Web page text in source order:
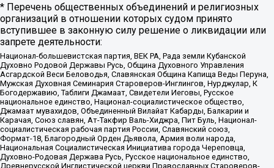
* Перечень общественных объединений и религиозных
организаций в отношении которых судом принято
вступившее в законную силу решение о ликвидации или
запрете деятельности:
Национал-большевистская партия, ВЕК РА, Рада земли Кубанской
Духовно Родовой Державы Русь, Община Духовного Управления
Асгардской Веси Беловодья, Славянская Община Капища Веды Перуна,
Мужская Духовная Семинария Староверов-Инглингов, Нурджулар, К
Богодержавию, Таблиги Джамаат, Свидетели Иеговы, Русское
национальное единство, Национал-социалистическое общество,
Джамаат мувахидов, Объединенный Вилайат Кабарды, Балкарии и
Карачая, Союз славян, Ат-Такфир Валь-Хиджра, Пит Буль, Национал-
социалистическая рабочая партия России, Славянский союз,
Формат-18, Благородный Орден Дьявола, Армия воли народа,
Национальная Социалистическая Инициатива города Череповца,
Духовно-Родовая Держава Русь, Русское национальное единство,
Древнерусской Инглистической церкви Православных Староверов-